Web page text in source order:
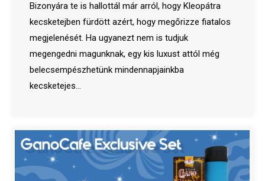
Bizonyára te is hallottál már arról, hogy Kleopátra
kecsketejben fürdött azért, hogy megőrizze fiatalos
megjelenését. Ha ugyanezt nem is tudjuk
megengedni magunknak, egy kis luxust attól még
belecsempészhetünk mindennapjainkba
kecsketejes…